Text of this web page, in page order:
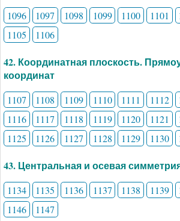
1096 1097 1098 1099 1100 1101
1105
1106
42. Координатная плоскость.
координат
1107 1108 1109 1110 1111 1112
1116
1117 1118 1119 1120 1121
1125
1126 1127 1128 1129 1130
43. Центральная и осевая
1134 1135 1136 1137 1138 1139
1146
1147